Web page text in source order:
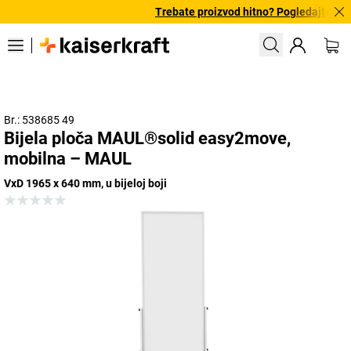
Trebate proizvod hitno? Pogledajte
Br.: 538685 49
Bijela ploča MAUL®solid easy2move,
mobilna – MAUL
VxD 1965 x 640 mm, u bijeloj boji